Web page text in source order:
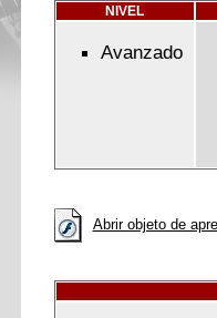
NIVEL
Avanzado
Abrir objeto de